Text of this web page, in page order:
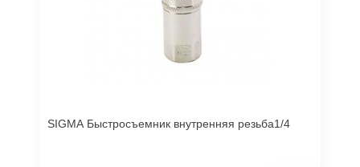
SIGMA Быстросъемник внутренняя резьба1/4